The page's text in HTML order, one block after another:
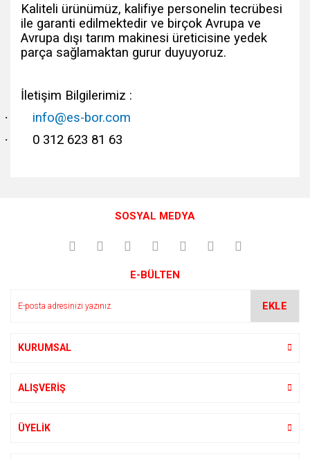
Kaliteli ürünümüz, kalifiye personelin tecrübesi
ile garanti edilmektedir ve birçok Avrupa ve
Avrupa dışı tarım makinesi üreticisine yedek
parça sağlamaktan gurur duyuyoruz.
İletişim Bilgilerimiz :
· info@es-bor.com
· 0 312 623 81 63
Yorum Yaz
Görüş ve önerileriniz için teşekkür ederiz.
Ürün açıklamasında eksik bilgiler bulunuyor.
SOSYAL MEDYA
E-BÜLTEN
EKLE
KURUMSAL
ALIŞVERİŞ
ÜYELİK